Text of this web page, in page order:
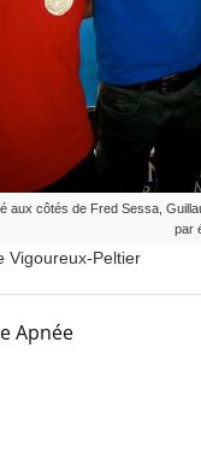
aux côtés de Fred Sessa,
par
Vigoureux-Peltier
Apnée